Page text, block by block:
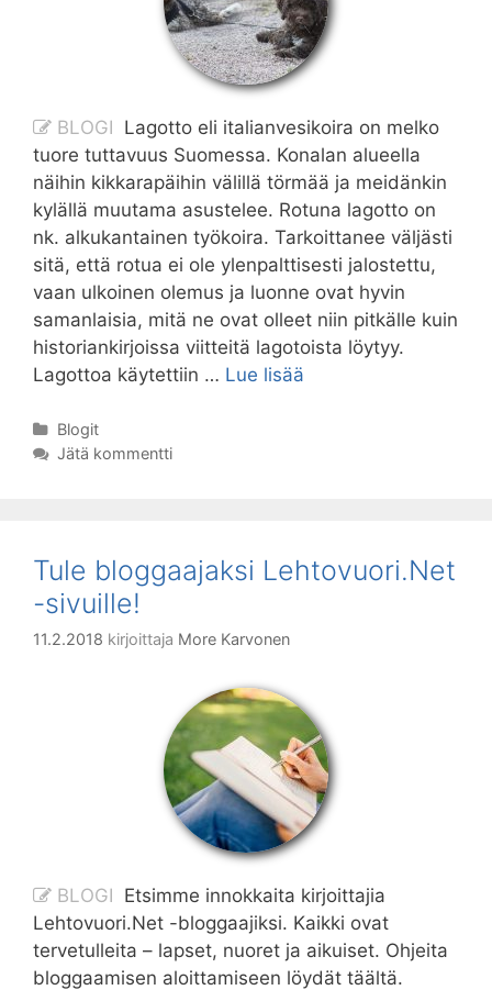
BLOGI Lagotto eli italianvesikoira on melko
tuore tuttavuus Suomessa. Konalan alueella
näihin kikkarapäihin välillä törmää ja meidänkin
kylällä muutama asustelee. Rotuna lagotto on
nk. alkukantainen työkoira. Tarkoittanee väljästi
sitä, että rotua ei ole ylenpalttisesti jalostettu,
vaan ulkoinen olemus ja luonne ovat hyvin
samanlaisia, mitä ne ovat olleet niin pitkälle kuin
historiankirjoissa viitteitä lagotoista löytyy.
Lagottoa käytettiin … Lue lisää
Kategoriat
Blogit
Jätä kommentti
Tule bloggaajaksi Lehtovuori.Net
-sivuille!
11.2.2018 kirjoittaja More Karvonen
BLOGI Etsimme innokkaita kirjoittajia
Lehtovuori.Net -bloggaajiksi. Kaikki ovat
tervetulleita – lapset, nuoret ja aikuiset. Ohjeita
bloggaamisen aloittamiseen löydät täältä.